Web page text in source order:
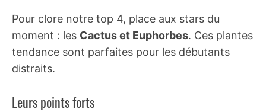
Pour clore notre top 4, place aux stars du
moment : les Cactus et Euphorbes. Ces plantes
tendance sont parfaites pour les débutants
distraits.
Leurs points forts